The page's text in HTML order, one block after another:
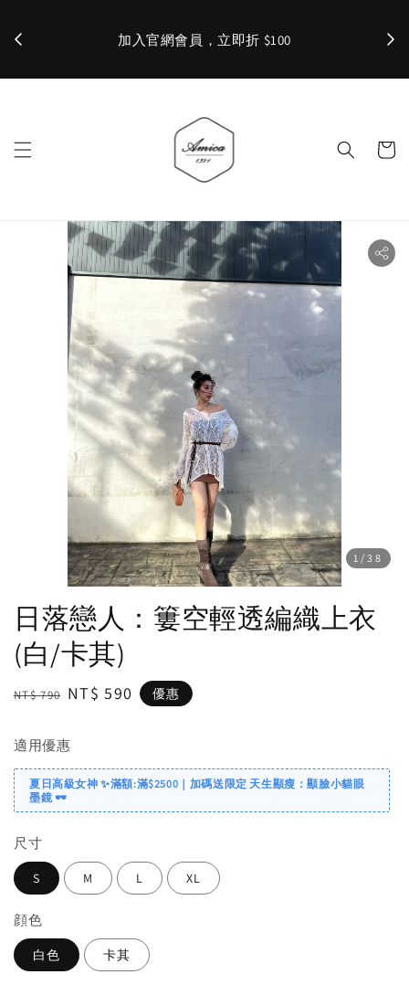
加入官網會員，立即折 $100 ✨
1 /38
日落戀人：簍空輕透編織上衣
(白/卡其)
Regular
NT$ 790 Sale
NT$ 590 優惠
適用優惠
夏日高級女神 ✨滿額:滿$2500｜加碼送限定 天生顯瘦：顯臉小貓眼
墨鏡 🕶️
尺寸
S M L XL
顔色
白色 卡其